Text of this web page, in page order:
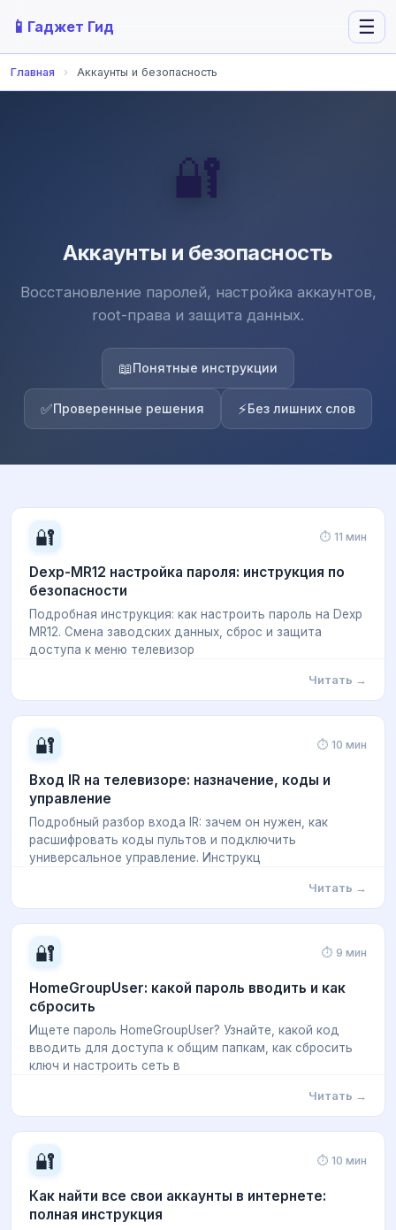
📱 Гаджет Гид ☰
Главная › Аккаунты и безопасность
🔐
Аккаунты и безопасность
Восстановление паролей, настройка аккаунтов,
root-права и защита данных.
📖Понятные инструкции
✅Проверенные решения ⚡Без лишних слов
🔐 ⏱ 11 мин
Dexp-MR12 настройка пароля: инструкция по
безопасности
Подробная инструкция: как настроить пароль на Dexp
MR12. Смена заводских данных, сброс и защита
доступа к меню телевизор
Читать →
🔐 ⏱ 10 мин
Вход IR на телевизоре: назначение, коды и
управление
Подробный разбор входа IR: зачем он нужен, как
расшифровать коды пультов и подключить
универсальное управление. Инструкц
Читать →
🔐 ⏱ 9 мин
HomeGroupUser: какой пароль вводить и как
сбросить
Ищете пароль HomeGroupUser? Узнайте, какой код
вводить для доступа к общим папкам, как сбросить
ключ и настроить сеть в
Читать →
🔐 ⏱ 10 мин
Как найти все свои аккаунты в интернете:
полная инструкция